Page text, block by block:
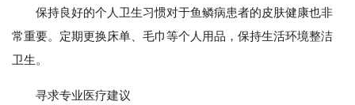
保持良好的个人卫生习惯对于鱼鳞病患者的皮肤健康也非
常重要。定期更换床单、毛巾等个人用品，保持生活环境整洁
卫生。
寻求专业医疗建议